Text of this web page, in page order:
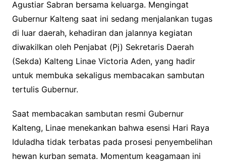
Agustiar Sabran bersama keluarga. Mengingat
Gubernur Kalteng saat ini sedang menjalankan tugas
di luar daerah, kehadiran dan jalannya kegiatan
diwakilkan oleh Penjabat (Pj) Sekretaris Daerah
(Sekda) Kalteng Linae Victoria Aden, yang hadir
untuk membuka sekaligus membacakan sambutan
tertulis Gubernur.
Saat membacakan sambutan resmi Gubernur
Kalteng, Linae menekankan bahwa esensi Hari Raya
Iduladha tidak terbatas pada prosesi penyembelihan
hewan kurban semata. Momentum keagamaan ini